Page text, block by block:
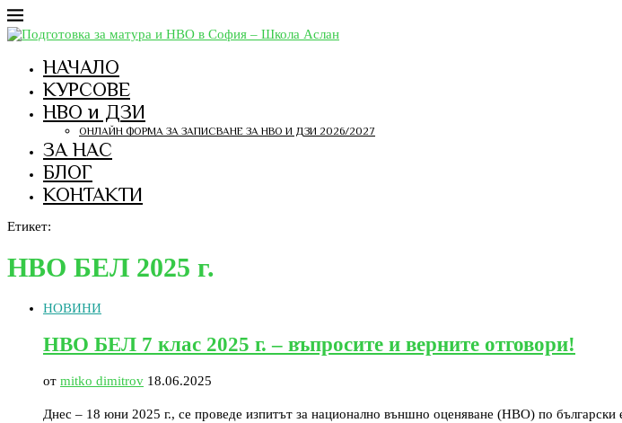
НАЧАЛО
КУРСОВЕ
НВО и ДЗИ
ОНЛАЙН ФОРМА ЗА ЗАПИСВАНЕ ЗА НВО И ДЗИ 2026/2027
ЗА НАС
БЛОГ
КОНТАКТИ
Етикет:
НВО БЕЛ 2025 г.
НОВИНИ
НВО БЕЛ 7 клас 2025 г. – въпросите и верните отговори!
от mitko dimitrov 18.06.2025
Днес – 18 юни 2025 г., се проведе изпитът за национално външно оценяване (НВО) по